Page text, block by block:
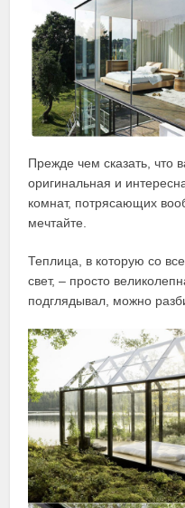
Прежде чем сказать, что
оригинальная и
комнат, потрясающих
мечтайте.
Теплица, в которую со
свет, – просто
подглядывал, можно